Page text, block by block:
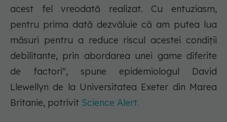
acest fel vreodată realizat. Cu entuziasm,
pentru prima dată dezvăluie că am putea lua
măsuri pentru a reduce riscul acestei condiții
debilitante, prin abordarea unei game diferite
de factori", spune epidemiologul David
Llewellyn de la Universitatea Exeter din Marea
Britanie, potrivit Science Alert.